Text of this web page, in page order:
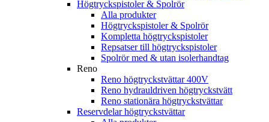
Högtryckspistoler & Spolrör
Alla produkter
Högtryckspistoler & Spolrör
Kompletta högtryckspistoler
Repsatser till högtryckspistoler
Spolrör med & utan isolerhandtag
Reno
Reno högtryckstvättar 400V
Reno hydrauldriven högtryckstvätt
Reno stationära högtryckstvättar
Reservdelar högtryckstvättar